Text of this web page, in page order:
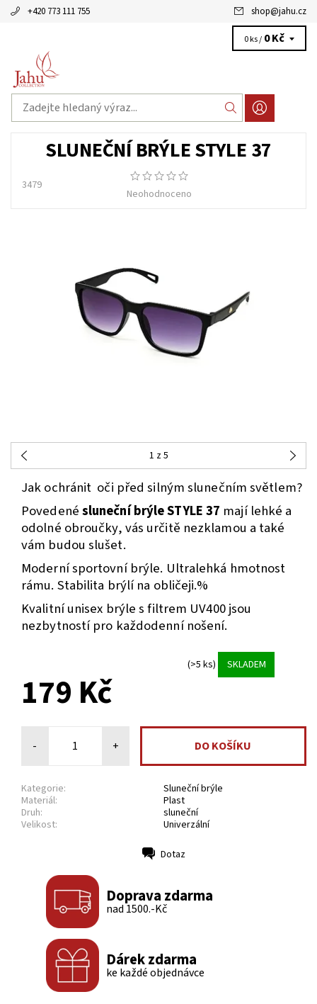
+420 773 111 755 shop@jahu.cz
0 ks / 0 Kč
SLUNEČNÍ BRÝLE STYLE 37
3479
Neohodnoceno
1 z 5
Jak ochránit oči před silným slunečním světlem?
Povedenésluneční brýle STYLE 37 mají lehké a
odolné obroučky, vás určitě nezklamou a také
vám budou slušet.
Moderní sportovní brýle. Ultralehká hmotnost
rámu. Stabilita brýlí na obličeji.%
Kvalitní unisex brýle s filtrem UV400 jsou
nezbytností pro každodenní nošení.
(>5 ks) SKLADEM
179 Kč
- +
Kategorie:
Sluneční brýle
Materiál:
Plast
Druh:
sluneční
Velikost:
Univerzální
Dotaz
Doprava zdarma
nad 1500.-Kč
Dárek zdarma
ke každé objednávce